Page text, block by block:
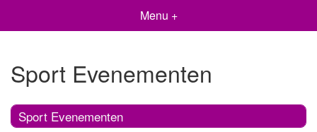
Menu +
Sport Evenementen
Sport Evenementen